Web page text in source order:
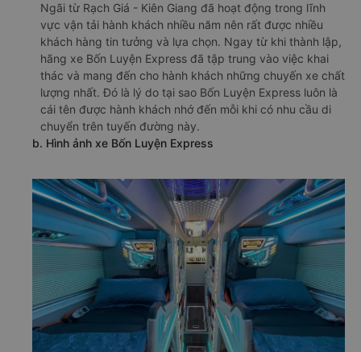
Ngãi từ Rạch Giá - Kiên Giang đã hoạt động trong lĩnh
vực vận tải hành khách nhiều năm nên rất được nhiều
khách hàng tin tưởng và lựa chọn. Ngay từ khi thành lập,
hãng xe Bốn Luyện Express đã tập trung vào việc khai
thác và mang đến cho hành khách những chuyến xe chất
lượng nhất. Đó là lý do tại sao Bốn Luyện Express luôn là
cái tên được hành khách nhớ đến mỗi khi có nhu cầu di
chuyển trên tuyến đường này.
b. Hình ảnh xe Bốn Luyện Express